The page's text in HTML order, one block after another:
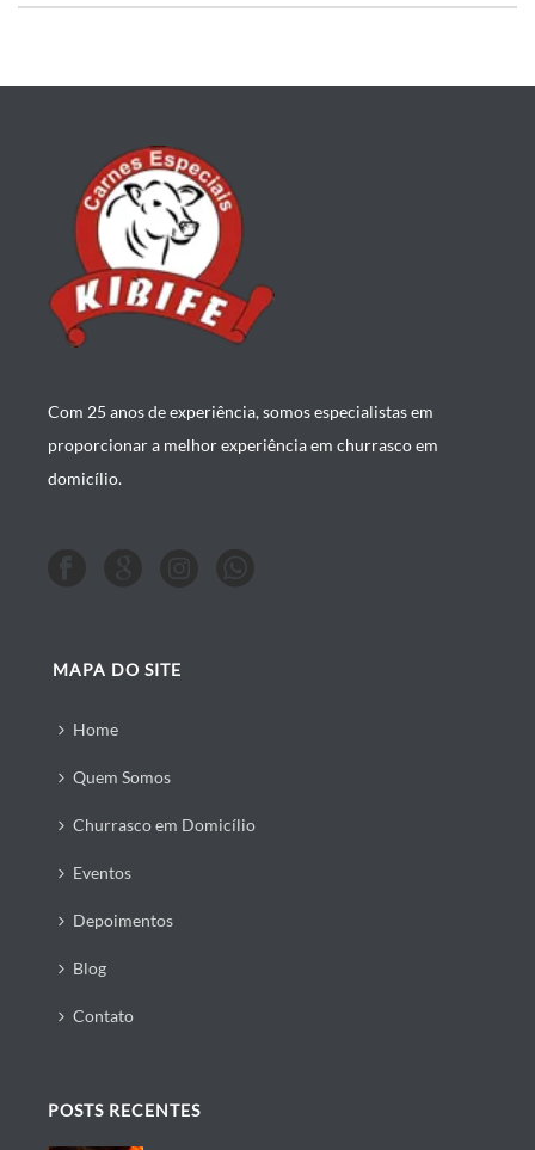
Com 25 anos de experiência, somos especialistas em
proporcionar a melhor experiência em churrasco em
domicílio.
MAPA DO SITE
Home
Quem Somos
Churrasco em Domicílio
Eventos
Depoimentos
Blog
Contato
POSTS RECENTES